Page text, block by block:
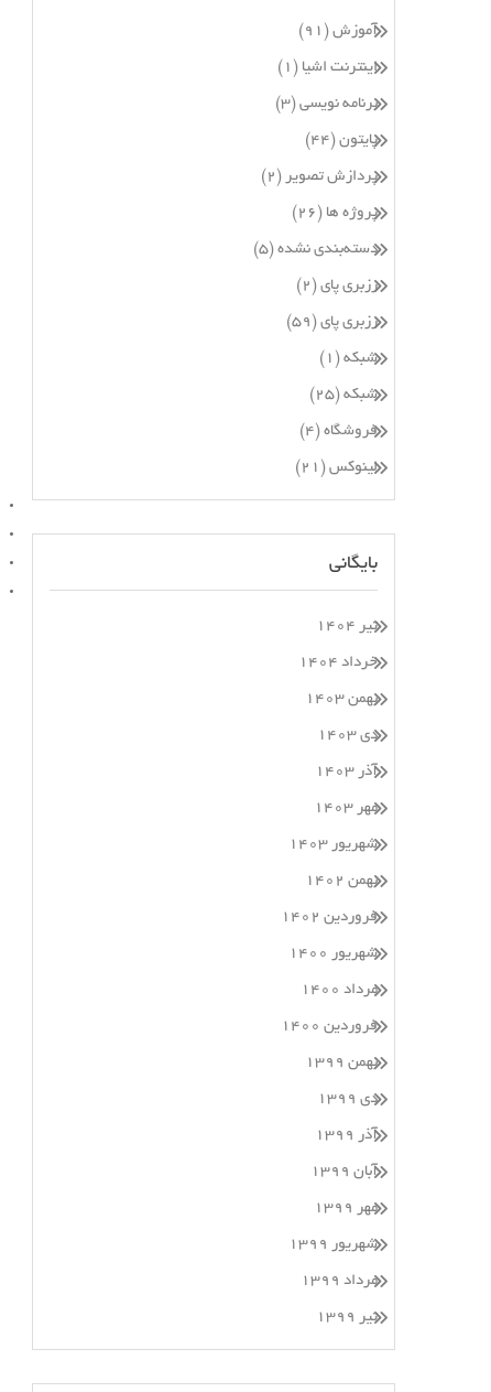
آموزش (۹۱)
اینترنت اشیا (۱)
برنامه نویسی (۳)
پایتون (۴۴)
پردازش تصویر (۲)
پروژه ها (۲۶)
دسته‌بندی نشده (۵)
رزبری پای (۲)
رزبری پای (۵۹)
شبکه (۱)
شبکه (۲۵)
فروشگاه (۴)
لینوکس (۲۱)
بایگانی
تیر ۱۴۰۴
خرداد ۱۴۰۴
بهمن ۱۴۰۳
دی ۱۴۰۳
آذر ۱۴۰۳
مهر ۱۴۰۳
شهریور ۱۴۰۳
بهمن ۱۴۰۲
فروردین ۱۴۰۲
شهریور ۱۴۰۰
مرداد ۱۴۰۰
فروردین ۱۴۰۰
بهمن ۱۳۹۹
دی ۱۳۹۹
آذر ۱۳۹۹
آبان ۱۳۹۹
مهر ۱۳۹۹
شهریور ۱۳۹۹
مرداد ۱۳۹۹
تیر ۱۳۹۹